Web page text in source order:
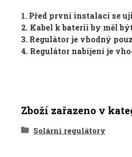
1. Před první instalací se
2. Kabel k baterii by měl
3. Regulátor je vhodný
4. Regulátor nabíjení je
Zboží zařazeno v
Solární regulátory